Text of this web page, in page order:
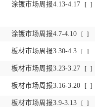
涂镀市场周报4.13-4.17 [ ]
涂镀市场周报4.7-4.10 [ ]
板材市场周报3.30-4.3 [ ]
板材市场周报3.23-3.27 [ ]
板材市场周报3.16-3.20 [ ]
板材市场周报3.9-3.13 [ ]